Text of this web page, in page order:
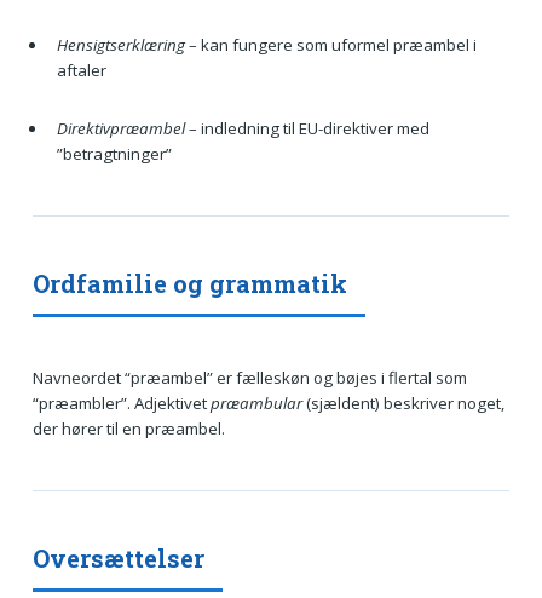
Hensigtserklæring– kan fungere som uformel præambel i
aftaler
Direktivpræambel– indledning til EU-direktiver med
”betragtninger”
Ordfamilie og grammatik
Navneordet “præambel” er fælleskøn og bøjes i flertal som
“præambler”. Adjektivetpræambular(sjældent) beskriver noget,
der hører til en præambel.
Oversættelser